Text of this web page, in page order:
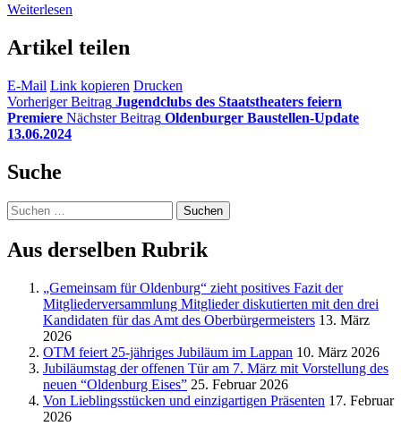
Weiterlesen
Artikel teilen
E-Mail Link kopieren Drucken
Vorheriger Beitrag Jugendclubs des Staatstheaters feiern
Premiere Nächster Beitrag Oldenburger Baustellen-Update
13.06.2024
Suche
Suchen
nach:
Aus derselben Rubrik
„Gemeinsam für Oldenburg“ zieht positives Fazit der
Mitgliederversammlung Mitglieder diskutierten mit den drei
Kandidaten für das Amt des Oberbürgermeisters 13. März
2026
OTM feiert 25-jähriges Jubiläum im Lappan 10. März 2026
Jubiläumstag der offenen Tür am 7. März mit Vorstellung des
neuen “Oldenburg Eises” 25. Februar 2026
Von Lieblingsstücken und einzigartigen Präsenten 17. Februar
2026